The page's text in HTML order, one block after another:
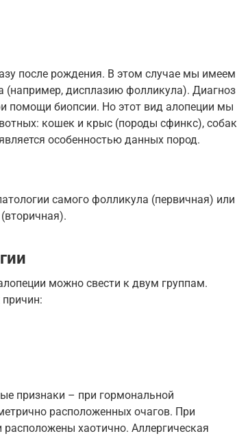
после рождения. В этом случае мы имеем
(например, дисплазию фолликула). Диагноз
помощи биопсии. Но этот вид алопеции мы
кошек и крыс (породы сфинкс), собак
особенностью данных пород.
самого фолликула (первичная) или
можно свести к двум группам.
признаки – при гормональной
расположенных очагов. При
хаотично. Аллергическая